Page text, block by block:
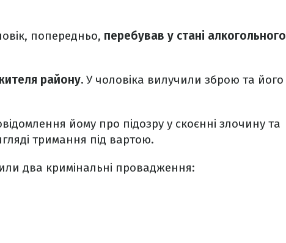
попередньо, перебував у стані алкогольного
району. У чоловіка вилучили зброю та його
йому про підозру у скоєнні злочину та
тримання під вартою.
два кримінальні провадження: